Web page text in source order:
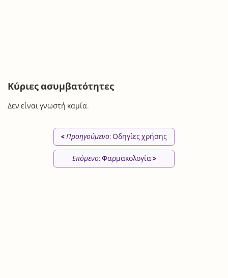
Κύριες ασυμβατότητες
Δεν είναι γνωστή καμία.
< Προηγούμενο: Οδηγίες χρήσης
Επόμενο: Φαρμακολογία >